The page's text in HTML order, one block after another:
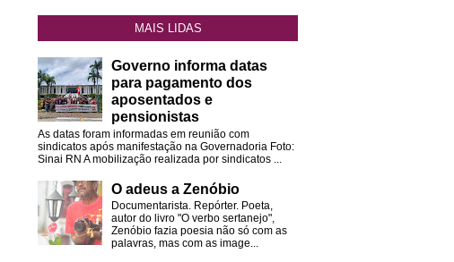
MAIS LIDAS
Governo informa datas
para pagamento dos
aposentados e
pensionistas
As datas foram informadas em reunião com
sindicatos após manifestação na Governadoria Foto:
Sinai RN A mobilização realizada por sindicatos ...
O adeus a Zenóbio
Documentarista. Repórter. Poeta,
autor do livro "O verbo sertanejo",
Zenóbio fazia poesia não só com as
palavras, mas com as image...